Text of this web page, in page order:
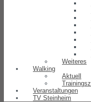
Weiteres
Walking
Aktuell
Veranstaltungen
TV Steinheim